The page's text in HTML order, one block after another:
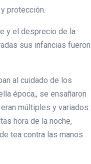
protección.
y el desprecio de la
sus infancias fueron
al cuidado de los
época,, se ensañaron
múltiples y variados:
hora de la noche,
tea contra las manos